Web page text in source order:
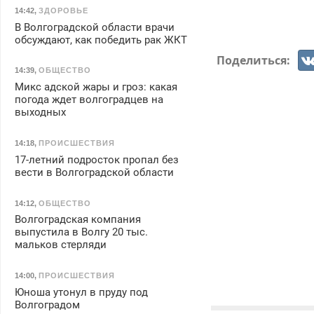
Поделиться:
14:42, ЗДОРОВЬЕ
В Волгоградской области врачи
обсуждают, как победить рак ЖКТ
14:39, ОБЩЕСТВО
Микс адской жары и гроз: какая
погода ждет волгоградцев на
выходных
14:18, ПРОИСШЕСТВИЯ
17-летний подросток пропал без
вести в Волгоградской области
14:12, ОБЩЕСТВО
Волгоградская компания
выпустила в Волгу 20 тыс.
мальков стерляди
14:00, ПРОИСШЕСТВИЯ
Юноша утонул в пруду под
Волгоградом